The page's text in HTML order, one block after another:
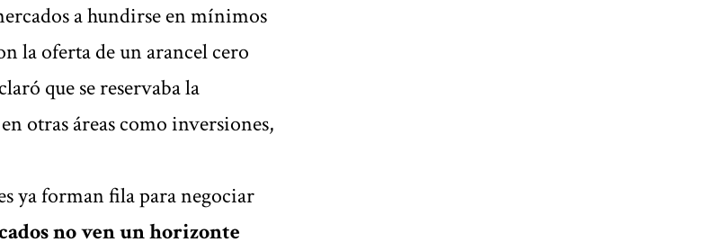
a hundirse en mínimos
la oferta deun arancel cero
que se reservaba la
en otras áreas como inversiones,
ya forman fila para negociar
no ven un horizonte